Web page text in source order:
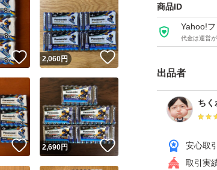
商品ID
Yahoo!
代金は運営
出品者
ちく
安心取
取引実
いいね！
2,060円 いいね！
いいね！
2,690円